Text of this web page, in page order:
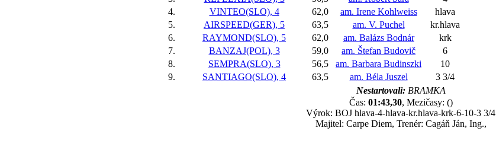
4.
VINTEO(SLO), 4 62,0 am. Irene Kohlweiss hlava
5.
AIRSPEED(GER), 5 63,5 am. V. Puchel kr.hlava
6.
RAYMOND(SLO), 5 62,0 am. Balázs Bodnár krk
7.
BANZAJ(POL), 3 59,0 am. Štefan Budovič 6
8.
SEMPRA(SLO), 3 56,5 am. Barbara Budinszki 10
9.
SANTIAGO(SLO), 4 63,5 am. Béla Juszel 3 3/4
Nestartovali:BRAMKA
Čas: 01:43,30, Mezičasy: ()
Výrok: BOJ hlava-4-hlava-kr.hlava-krk-6-10-3 3/4
Majitel: Carpe Diem, Trenér: Cagáň Ján, Ing.,